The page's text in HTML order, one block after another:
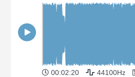
00:02:20 44100Hz